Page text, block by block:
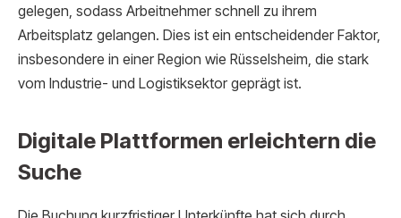
gelegen, sodass Arbeitnehmer schnell zu ihrem
Arbeitsplatz gelangen. Dies ist ein entscheidender Faktor,
insbesondere in einer Region wie Rüsselsheim, die stark
vom Industrie- und Logistiksektor geprägt ist.
Digitale Plattformen erleichtern die
Suche